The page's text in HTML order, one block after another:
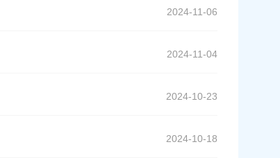
2024-11-06
2024-11-04
2024-10-23
2024-10-18